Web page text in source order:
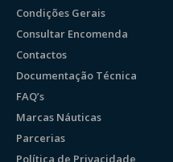
Condições Gerais
Consultar Encomenda
Contactos
Documentação Técnica
FAQ’s
Marcas Náuticas
Parcerias
Política de Privacidade